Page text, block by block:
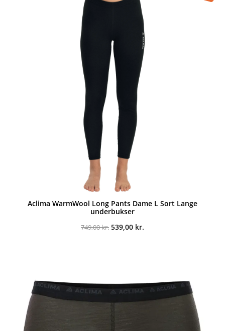
Aclima WarmWool Long Pants Dame L Sort Lange
underbukser
749,00kr. Den
539,00 kr.